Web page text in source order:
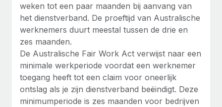
weken tot een paar maanden bij aanvang van
het dienstverband. De proeftijd van Australische
werknemers duurt meestal tussen de drie en
zes maanden.
De Australische Fair Work Act verwijst naar een
minimale werkperiode voordat een werknemer
toegang heeft tot een claim voor oneerlijk
ontslag als je zijn dienstverband beëindigt. Deze
minimumperiode is zes maanden voor bedrijven